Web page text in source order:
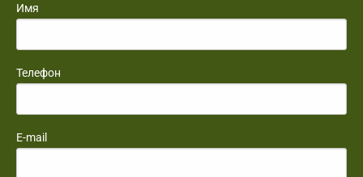
Имя
Телефон
E-mail